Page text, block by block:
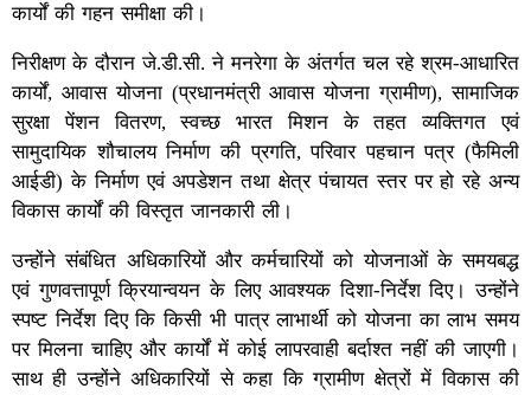
कार्यों की गहन समीक्षा की।
निरीक्षण के दौरान जे.डी.सी. ने मनरेगा के अंतर्गत चल रहे श्रम-आधारित
कार्यों, आवास योजना (प्रधानमंत्री आवास योजना ग्रामीण), सामाजिक
सुरक्षा पेंशन वितरण, स्वच्छ भारत मिशन के तहत व्यक्तिगत एवं
सामुदायिक शौचालय निर्माण की प्रगति, परिवार पहचान पत्र (फैमिली
आईडी) के निर्माण एवं अपडेशन तथा क्षेत्र पंचायत स्तर पर हो रहे अन्य
विकास कार्यों की विस्तृत जानकारी ली।
उन्होंने संबंधित अधिकारियों और कर्मचारियों को योजनाओं के समयबद्ध
एवं गुणवत्तापूर्ण क्रियान्वयन के लिए आवश्यक दिशा-निर्देश दिए। उन्होंने
स्पष्ट निर्देश दिए कि किसी भी पात्र लाभार्थी को योजना का लाभ समय
पर मिलना चाहिए और कार्यों में कोई लापरवाही बर्दाश्त नहीं की जाएगी।
साथ ही उन्होंने अधिकारियों से कहा कि ग्रामीण क्षेत्रों में विकास की